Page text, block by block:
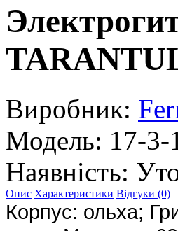
Виробник:
Модель: 17-3-
Наявність:
Опис Характеристики Відгуки (0)
Корпус: ольха;